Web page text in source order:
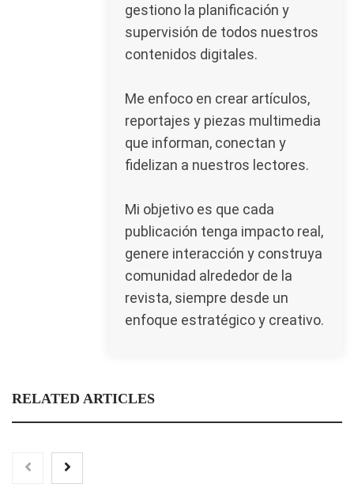
gestiono la planificación y
supervisión de todos nuestros
contenidos digitales.
Me enfoco en crear artículos,
reportajes y piezas multimedia
que informan, conectan y
fidelizan a nuestros lectores.
Mi objetivo es que cada
publicación tenga impacto real,
genere interacción y construya
comunidad alrededor de la
revista, siempre desde un
enfoque estratégico y creativo.
RELATED ARTICLES